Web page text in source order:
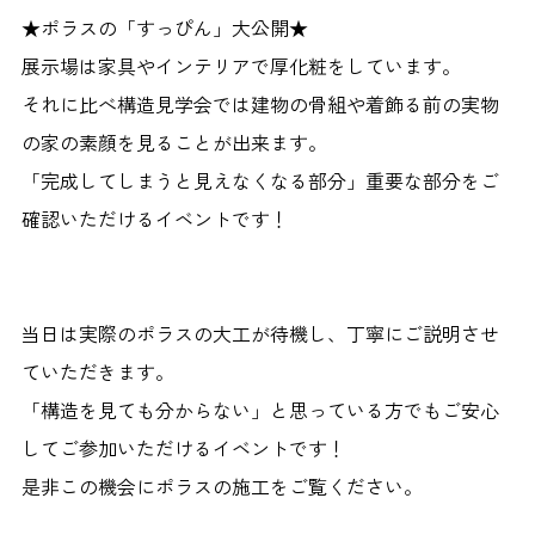
★ポラスの「すっぴん」大公開★
展示場は家具やインテリアで厚化粧をしています。
それに比べ構造見学会では建物の骨組や着飾る前の実物
の家の素顔を見ることが出来ます。
「完成してしまうと見えなくなる部分」重要な部分をご
確認いただけるイベントです！
当日は実際のポラスの大工が待機し、丁寧にご説明させ
ていただきます。
「構造を見ても分からない」と思っている方でもご安心
してご参加いただけるイベントです！
是非この機会にポラスの施工をご覧ください。